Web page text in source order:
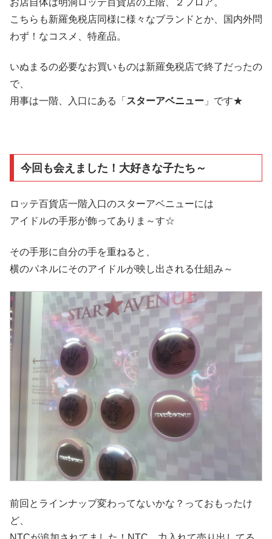
こちらも新羅免税店同様に様々なブランドとか、国内外問
わず！なコスメ、特産品。
いぬまるの必要なお買いものは新羅免税店で終了だったの
で、
用事は一階、入口にある「 スターアベニュー 」です★
今回も会えました！大好きな子たち～
ロッテ百貨店一階入口のスターアベニューには
アイドルの手形が飾ってありま～す☆
その手形に自分の手を重ねると、
横のパネルにそのアイドルが映し出される仕組み～
前回とラインナップ変わってないかな？っておもったけ
ど、